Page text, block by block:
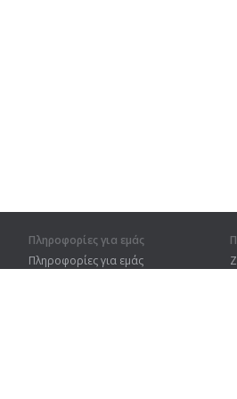
Πληροφορίες για εμάς
Πληροφορίες για εμάς